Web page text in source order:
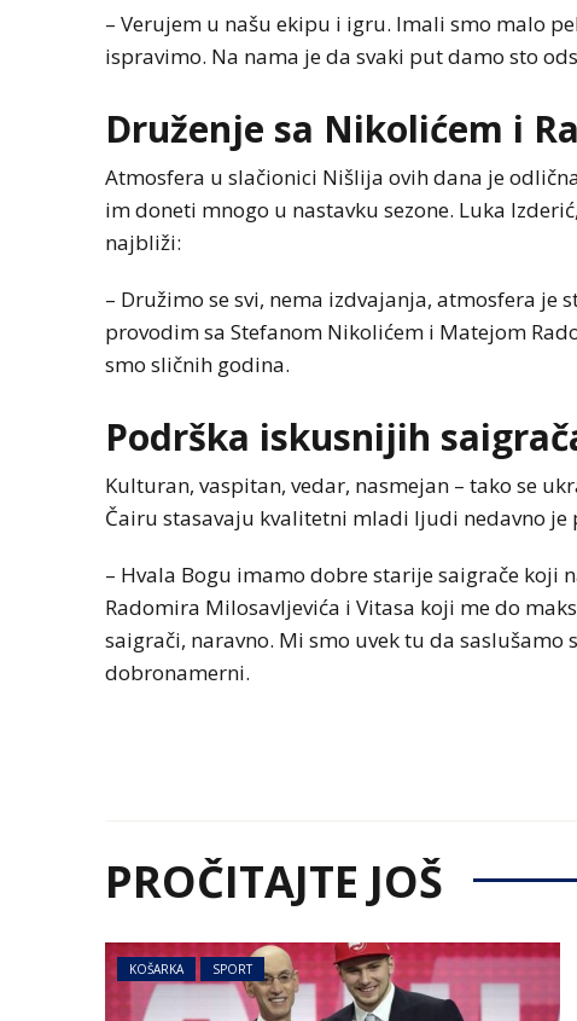
– Verujem u našu ekipu i igru. Imali smo malo
ispravimo. Na nama je da svaki put damo sto
Druženje sa Nikolićem i
Atmosfera u slačionici Nišlija ovih dana je
im doneti mnogo u nastavku sezone. Luka
najbliži:
– Družimo se svi, nema izdvajanja, atmosfera je
provodim sa Stefanom Nikolićem i Matejom
smo sličnih godina.
Podrška iskusnijih
Kulturan, vaspitan, vedar, nasmejan – tako se
Čairu stasavaju kvalitetni mladi ljudi nedavno je
– Hvala Bogu imamo dobre starije saigrače koji
Radomira Milosavljevića i Vitasa koji me do
saigrači, naravno. Mi smo uvek tu da saslušamo
dobronamerni.
PROČITAJTE JOŠ
KOŠARKA SPORT